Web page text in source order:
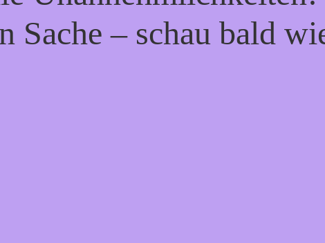
Sache – schau bald